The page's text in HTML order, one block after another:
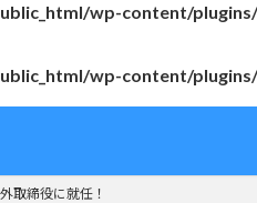
wp-content/
wp-content/
取締役に就任！